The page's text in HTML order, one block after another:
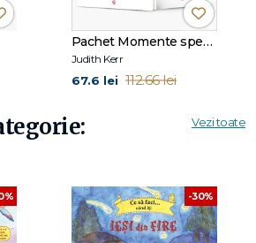
răbdare și sprijin.
pozitivă.
Întâmplările amuzante
Pachet Momente speciale
Judith Kerr
67.6 lei 112.66 lei
Vezi toate
-30%